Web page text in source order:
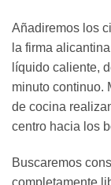
Añadiremos los
la firma
líquido caliente,
minuto continuo.
de cocina
centro hacia los
Buscaremos
completamente